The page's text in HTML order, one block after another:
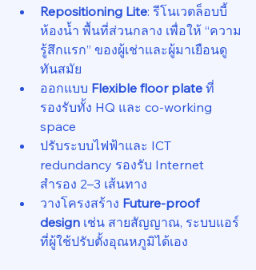
Repositioning Lite: รีโนเวตล็อบบี้
ห้องน้ำ พื้นที่ส่วนกลาง เพื่อให้ “ความ
รู้สึกแรก” ของผู้เช่าและผู้มาเยือนดู
ทันสมัย
ออกแบบ Flexible floor plate ที่
รองรับทั้ง HQ และ co-working
space
ปรับระบบไฟฟ้าและ ICT
redundancy รองรับ Internet
สำรอง 2–3 เส้นทาง
วางโครงสร้าง Future-proof
design เช่น สายสัญญาณ, ระบบแอร์
ที่ผู้ใช้ปรับตั้งอุณหภูมิได้เอง